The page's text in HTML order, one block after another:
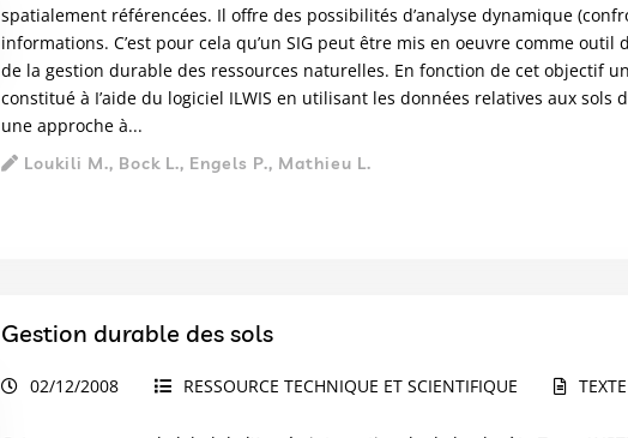
spatialement référencées. Il offre des possibilités d’analyse dynamique
informations. C’est pour cela qu’un SIG peut être mis en oeuvre comme outil
de la gestion durable des ressources naturelles. En fonction de cet objectif
constitué à I’aide du logiciel ILWIS en utilisant les données relatives aux sols
une approche à...
Loukili M., Bock L., Engels P., Mathieu L.
Gestion durable des sols
02/12/2008 RESSOURCE TECHNIQUE ET SCIENTIFIQUE